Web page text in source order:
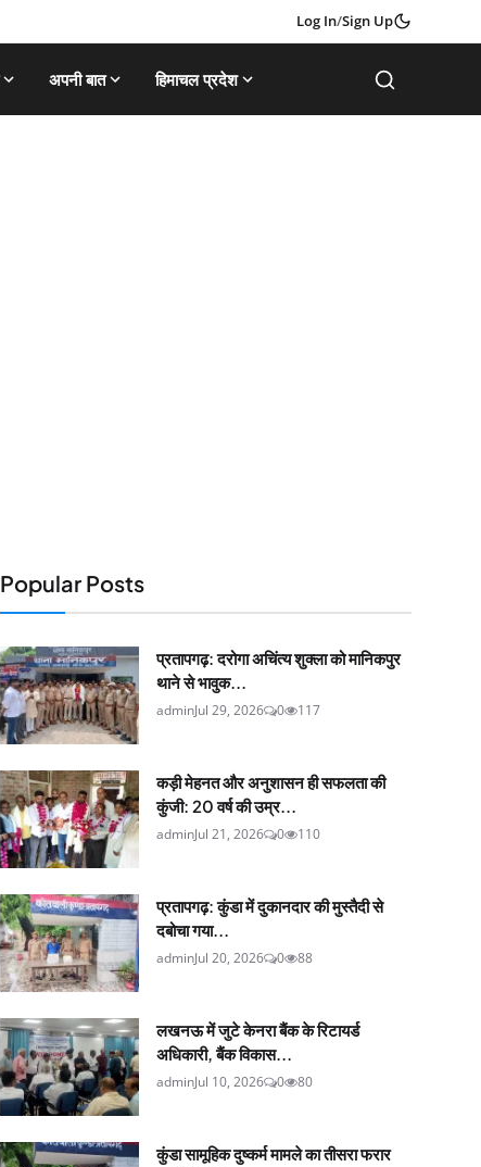
Log In/Sign Up
अपनी बात हिमाचल प्रदेश
Popular Posts
प्रतापगढ़: दरोगा अचिंत्य शुक्ला को मानिकपुर
थाने से भावुक...
adminJul 29, 2026 0 117
कड़ी मेहनत और अनुशासन ही सफलता की
कुंजी: 20 वर्ष की उम्र...
adminJul 21, 2026 0 110
प्रतापगढ़: कुंडा में दुकानदार की मुस्तैदी से
दबोचा गया...
adminJul 20, 2026 0 88
लखनऊ में जुटे केनरा बैंक के रिटायर्ड
अधिकारी, बैंक विकास...
adminJul 10, 2026 0 80
कुंडा सामूहिक दुष्कर्म मामले का तीसरा फरार